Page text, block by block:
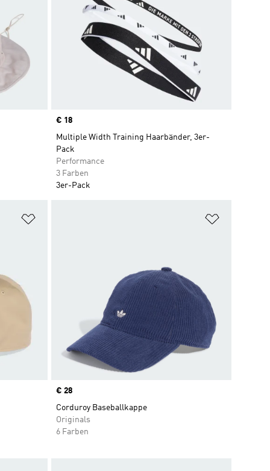
Price
€ 18
Multiple Width Training Haarbänder, 3er-
Pack
Performance
3 Farben
3er-Pack
Price
€ 28
Corduroy Baseballkappe
Originals
6 Farben